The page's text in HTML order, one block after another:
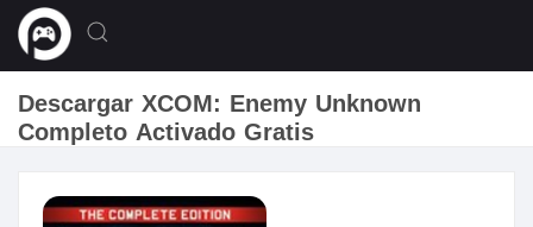
Descargar XCOM: Enemy Unknown
Completo Activado Gratis